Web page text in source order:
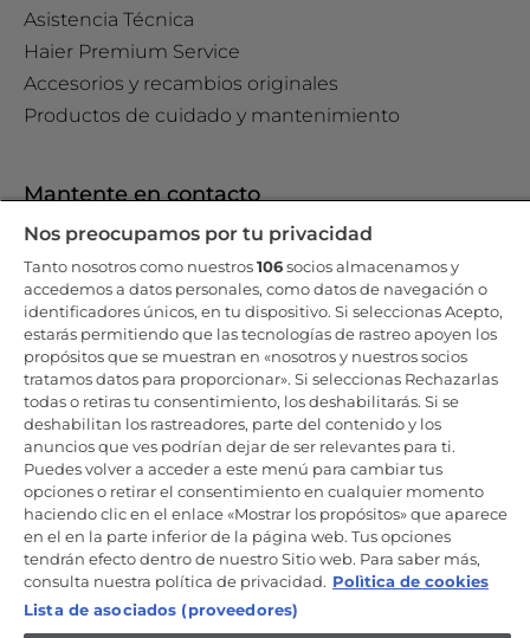
Asistencia Técnica
Haier Premium Service
Accesorios y recambios originales
Productos de cuidado y mantenimiento
Mantente en contacto
Regístrate ahora
Candy Hoover Group Srl –con accionista único, empresa que
gestiona y coordina la actividad de Candy S.p.A, con domicilio fiscal
en Via Comolli, 57 - 20861 Brugherio (MB) – Sede administrativa: Via
Privata Eden Fumagalli - 20861 Brugherio (MB). - Italia con capital
social de 30,000,000.00€ íntegramente desembolsado. Registro
Mercantil/ tributación de Monza y Brianza 04666310158 – IVA núm.
IT00786860965
ES / Español
Nos preocupamos por tu privacidad
Tanto nosotros como nuestros106socios almacenamos y
accedemos a datos personales, como datos de navegación o
identificadores únicos, en tu dispositivo. Si seleccionas Acepto,
estarás permitiendo que las tecnologías de rastreo apoyen los
propósitos que se muestran en «nosotros y nuestros socios
tratamos datos para proporcionar». Si seleccionas Rechazarlas
todas o retiras tu consentimiento, los deshabilitarás. Si se
deshabilitan los rastreadores, parte del contenido y los
anuncios que ves podrían dejar de ser relevantes para ti.
Puedes volver a acceder a este menú para cambiar tus
opciones o retirar el consentimiento en cualquier momento
haciendo clic en el enlace «Mostrar los propósitos» que aparece
en el en la parte inferior de la página web. Tus opciones
tendrán efecto dentro de nuestro Sitio web. Para saber más,
consulta nuestra política de privacidad. Polìtica de cookies
Lista de asociados (proveedores)